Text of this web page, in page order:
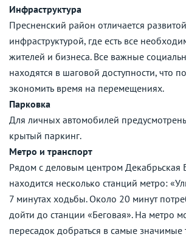
Инфраструктура
Пресненский район отличается развитой
инфраструктурой, где есть все
жителей и бизнеса. Все важные
находятся в шаговой доступности, что
экономить время на перемещениях.
Парковка
Для личных автомобилей
крытый паркинг.
Метро и транспорт
Рядом с деловым центром Декабрьская
находится несколько станций метро:
7 минутах ходьбы. Около 20 минут
дойти до станции «Беговая». На метро
пересадок добраться в самые значимые